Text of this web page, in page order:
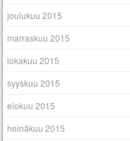
joulukuu 2015
marraskuu 2015
lokakuu 2015
syyskuu 2015
elokuu 2015
heinäkuu 2015